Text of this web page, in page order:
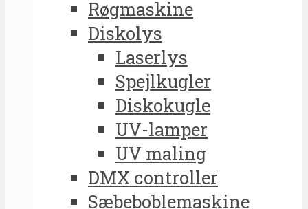
Røgmaskine
Diskolys
Laserlys
Spejlkugler
Diskokugle
UV-lamper
UV maling
DMX controller
Sæbeboblemaskine